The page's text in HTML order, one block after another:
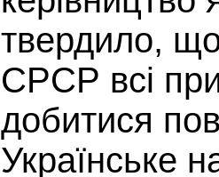
твердило,
СРСР всі
добитися
Українське